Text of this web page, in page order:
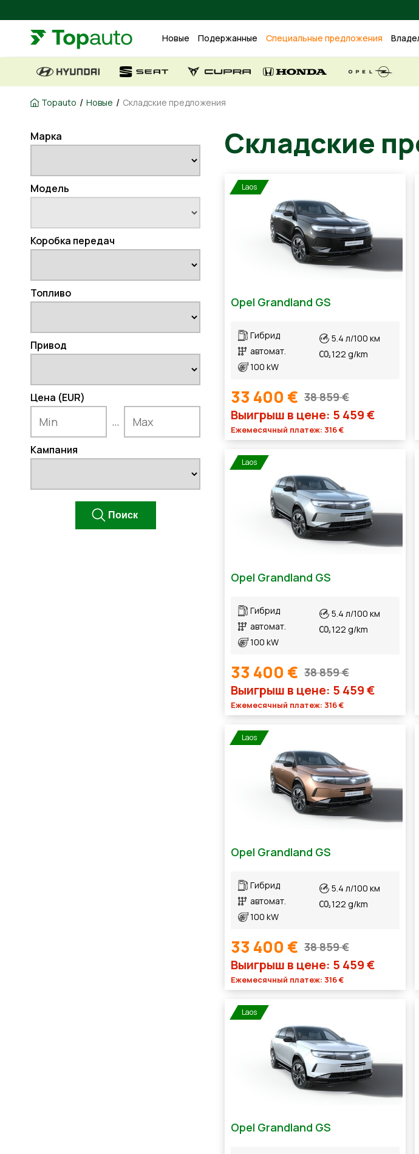
Новые Подержанные Специальные предложения
Topauto / Новые / Складские предложения
Марка
Модель
Коробка передач
Топливо
Привод
Цена (EUR)
...
Кампания
Laos
Opel Grandland GS
Гибрид
автомат.
100 kW
5.4 л/100 км
122 g/km
33 400 € 38 859 €
Выигрыш в цене: 5 459 €
Ежемесячный платеж: 316 €
Laos
Opel Grandland GS
Гибрид
автомат.
100 kW
5.4 л/100 км
122 g/km
33 400 € 38 859 €
Выигрыш в цене: 5 459 €
Ежемесячный платеж: 316 €
Laos
Opel Grandland GS
Гибрид
автомат.
100 kW
5.4 л/100 км
122 g/km
33 400 € 38 859 €
Выигрыш в цене: 5 459 €
Ежемесячный платеж: 316 €
Laos
Opel Grandland GS